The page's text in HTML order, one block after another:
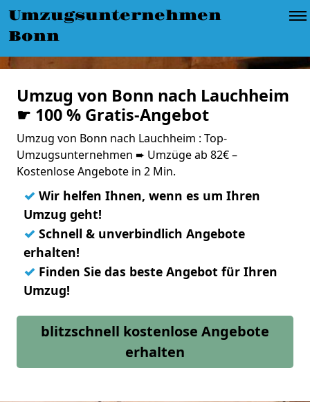
Umzugsunternehmen
Bonn
Umzug von Bonn nach Lauchheim
☛ 100 % Gratis-Angebot
Umzug von Bonn nach Lauchheim : Top-
Umzugsunternehmen ➨ Umzüge ab 82€ –
Kostenlose Angebote in 2 Min.
✓ Wir helfen Ihnen, wenn es um Ihren
Umzug geht!
✓ Schnell & unverbindlich Angebote
erhalten!
✓ Finden Sie das beste Angebot für Ihren
Umzug!
blitzschnell kostenlose Angebote
erhalten